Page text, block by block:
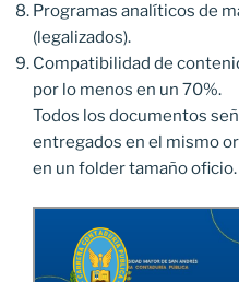
Programas analíticos de
(legalizados).
Compatibilidad de
por lo menos en un 70%.
Todos los documentos
entregados en el mismo
en un folder tamaño oficio.